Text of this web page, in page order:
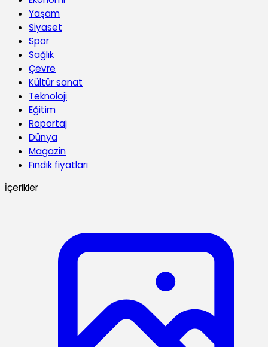
Yaşam
Siyaset
Spor
Sağlık
Çevre
Kültür sanat
Teknoloji
Eğitim
Röportaj
Dünya
Magazin
Fındık fiyatları
İçerikler